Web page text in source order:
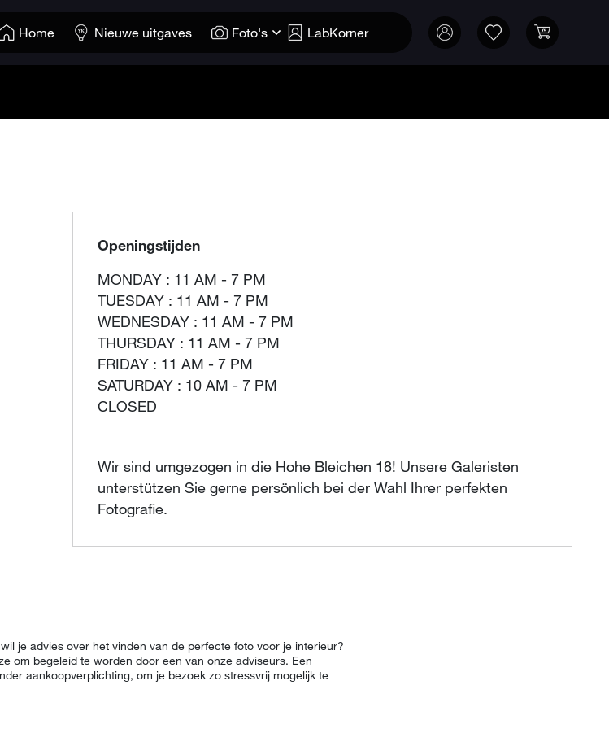
Home Nieuwe uitgaves Foto's LabKorner
Openingstijden
MONDAY : 11 AM - 7 PM
TUESDAY : 11 AM - 7 PM
WEDNESDAY : 11 AM - 7 PM
THURSDAY : 11 AM - 7 PM
FRIDAY : 11 AM - 7 PM
SATURDAY : 10 AM - 7 PM
CLOSED
Wir sind umgezogen in die Hohe Bleichen 18! Unsere Galeristen
unterstützen Sie gerne persönlich bei der Wahl Ihrer perfekten
Fotografie.
je advies over het vinden van de perfecte foto voor je interieur?
om begeleid te worden door een van onze adviseurs. Een
aankoopverplichting, om je bezoek zo stressvrij mogelijk te